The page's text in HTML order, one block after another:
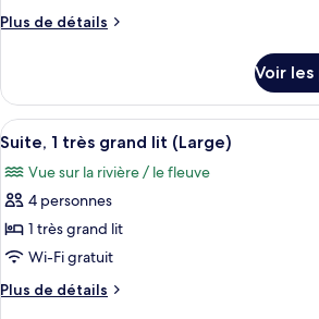
chambre :
très
grand
vue
fleuve
(Governor's)
Plus de détails
Plus
le
type
de
Suite,
grand
lit,
fleuve
Voir
Afficher
toutes
les
photos
pour
ce
type
de
Une
5
Suite, 1 très grand lit (Large)
Vue sur la rivière / le fleuve
4 personnes
1 très grand lit
Wi-Fi gratuit
Plus de détails
Plus